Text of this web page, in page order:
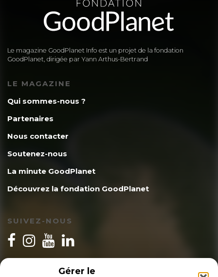
Gérer le
Le magazine GoodPlanet Info est un projet de la fondation
GoodPlanet, dirigée par Yann Arthus-Bertrand
LE MAGAZINE
Qui sommes-nous ?
Partenaires
Nous contacter
Soutenez-nous
La minute GoodPlanet
Découvrez la fondation GoodPlanet
SUIVEZ-NOUS
INSCRIPTION NEWSLETTER